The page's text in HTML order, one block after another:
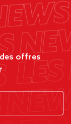
offres